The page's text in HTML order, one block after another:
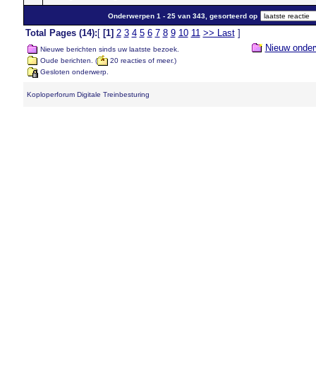
Onderwerpen 1 - 25 van 343, gesorteerd op
Total Pages (14): [ [1] 2 3 4 5 6 7 8 9 10 11 >> Last]
Nieuwe berichten sinds uw laatste bezoek.
Oude berichten. (
20 reacties of meer.)
Gesloten onderwerp.
Nieuw
Koploperforum Digitale Treinbesturing